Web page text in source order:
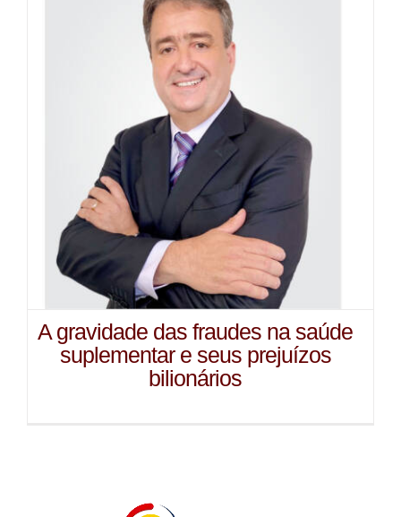
A gravidade das fraudes na saúde
suplementar e seus prejuízos
bilionários